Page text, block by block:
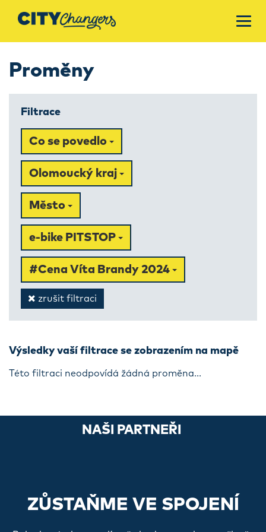
Proměny
Filtrace
Co se povedlo
Olomoucký kraj
Město
e-bike PITSTOP
#Cena Víta Brandy 2024
zrušit filtraci
Výsledky vaší filtrace se zobrazením na mapě
Této filtraci neodpovídá žádná proměna...
NAŠI PARTNEŘI
ZŮSTAŇME VE SPOJENÍ